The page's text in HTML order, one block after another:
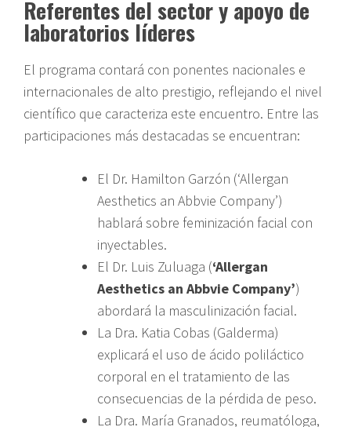
Referentes del sector y apoyo de
laboratorios líderes
El programa contará con ponentes nacionales e
internacionales de alto prestigio, reflejando el nivel
científico que caracteriza este encuentro. Entre las
participaciones más destacadas se encuentran:
El Dr. Hamilton Garzón (‘Allergan
Aesthetics an Abbvie Company’)
hablará sobre feminización facial con
inyectables.
El Dr. Luis Zuluaga (‘Allergan
Aesthetics an Abbvie Company’)
abordará la masculinización facial.
La Dra. Katia Cobas (Galderma)
explicará el uso de ácido poliláctico
corporal en el tratamiento de las
consecuencias de la pérdida de peso.
La Dra. María Granados, reumatóloga,